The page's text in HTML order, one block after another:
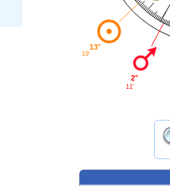
13°
19'
2°
11'